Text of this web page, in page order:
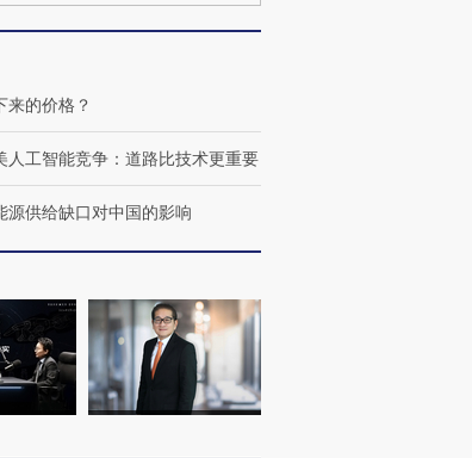
视线｜被称为“蟑螂”的印
度Z世代 用街头抗争将教
机”？难民潮撕裂西班牙
【商旅对话】华住集团
来的价格？
人工智能竞争：道路比技术更重要
源供给缺口对中国的影响